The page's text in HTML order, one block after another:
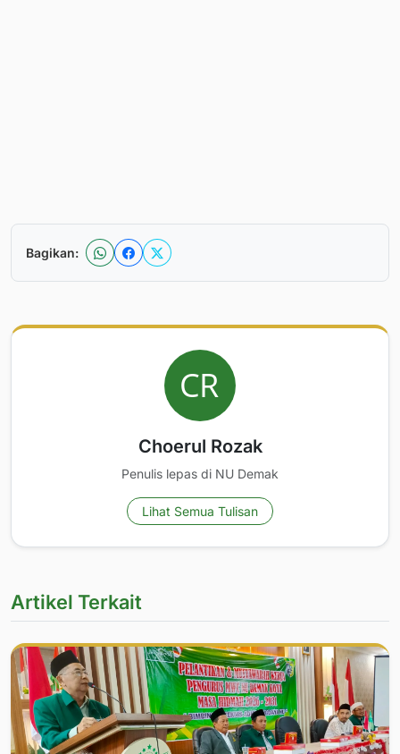
Bagikan:
Choerul Rozak
Penulis lepas di NU Demak
Lihat Semua Tulisan
Artikel Terkait